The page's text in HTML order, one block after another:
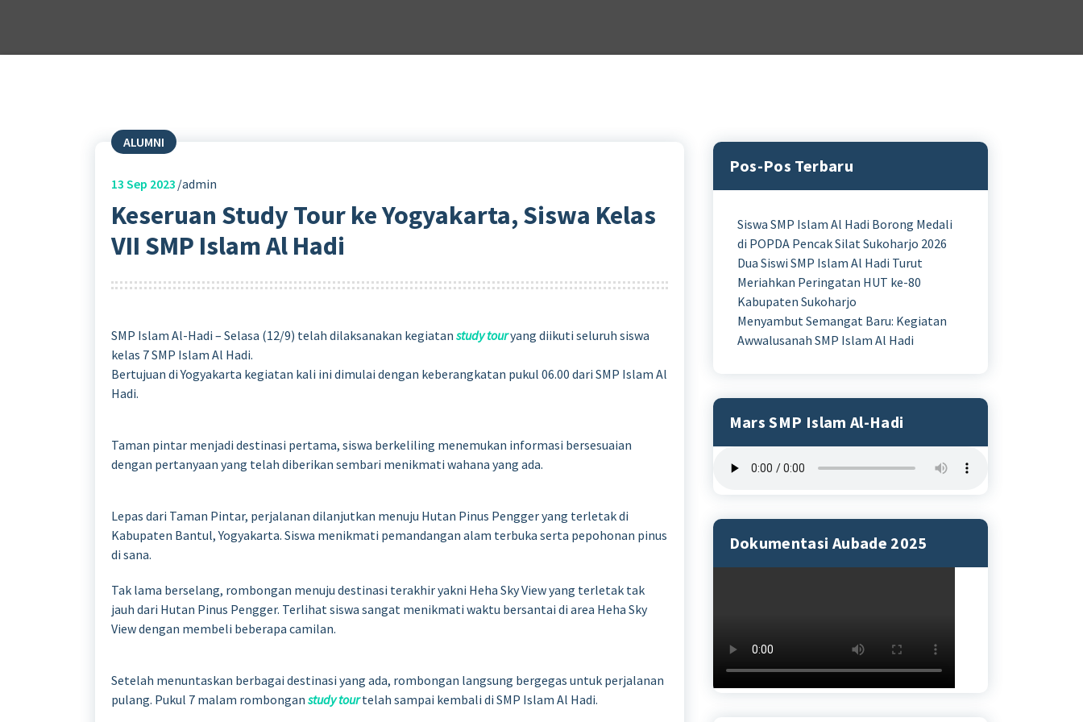
ALUMNI
13 Sep 2023 admin
Keseruan Study Tour ke Yogyakarta, Siswa Kelas
VII SMP Islam Al Hadi
SMP Islam Al-Hadi – Selasa (12/9) telah dilaksanakan kegiatan study touryang diikuti seluruh siswa
kelas 7 SMP Islam Al Hadi.
Bertujuan di Yogyakarta kegiatan kali ini dimulai dengan keberangkatan pukul 06.00 dari SMP Islam Al
Hadi.
Taman pintar menjadi destinasi pertama, siswa berkeliling menemukan informasi bersesuaian
dengan pertanyaan yang telah diberikan sembari menikmati wahana yang ada.
Lepas dari Taman Pintar, perjalanan dilanjutkan menuju Hutan Pinus Pengger yang terletak di
Kabupaten Bantul, Yogyakarta. Siswa menikmati pemandangan alam terbuka serta pepohonan pinus
di sana.
Tak lama berselang, rombongan menuju destinasi terakhir yakni Heha Sky View yang terletak tak
jauh dari Hutan Pinus Pengger. Terlihat siswa sangat menikmati waktu bersantai di area Heha Sky
View dengan membeli beberapa camilan.
Setelah menuntaskan berbagai destinasi yang ada, rombongan langsung bergegas untuk perjalanan
pulang. Pukul 7 malam rombongan study tourtelah sampai kembali di SMP Islam Al Hadi.
Pos-Pos Terbaru
Siswa SMP Islam Al Hadi Borong Medali
di POPDA Pencak Silat Sukoharjo 2026
Dua Siswi SMP Islam Al Hadi Turut
Meriahkan Peringatan HUT ke-80
Kabupaten Sukoharjo
Menyambut Semangat Baru: Kegiatan
Awwalusanah SMP Islam Al Hadi
Mars SMP Islam Al-Hadi
Dokumentasi Aubade 2025